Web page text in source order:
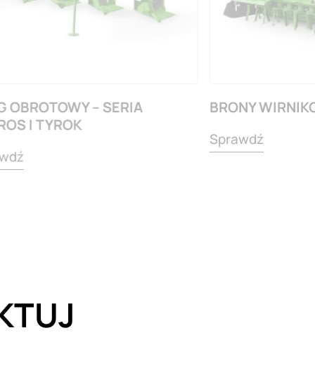
OBROTOWY – SERIA
I TYROK
BRONY
Sprawdź